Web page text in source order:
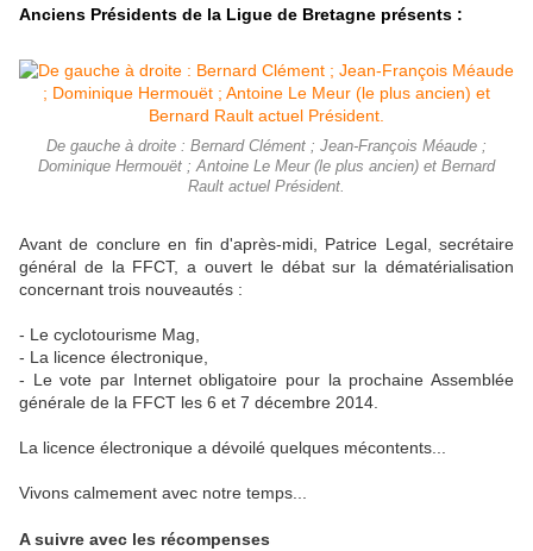
Anciens Présidents de la Ligue de Bretagne présents :
De gauche à droite : Bernard Clément ; Jean-François Méaude ;
Dominique Hermouët ; Antoine Le Meur (le plus ancien) et Bernard
Rault actuel Président.
Avant de conclure en fin d'après-midi, Patrice Legal, secrétaire
général de la FFCT, a ouvert le débat sur la dématérialisation
concernant trois nouveautés :
- Le cyclotourisme Mag,
- La licence électronique,
- Le vote par Internet obligatoire pour la prochaine Assemblée
générale de la FFCT les 6 et 7 décembre 2014.
La licence électronique a dévoilé quelques mécontents...
Vivons calmement avec notre temps...
A suivre avec les récompenses